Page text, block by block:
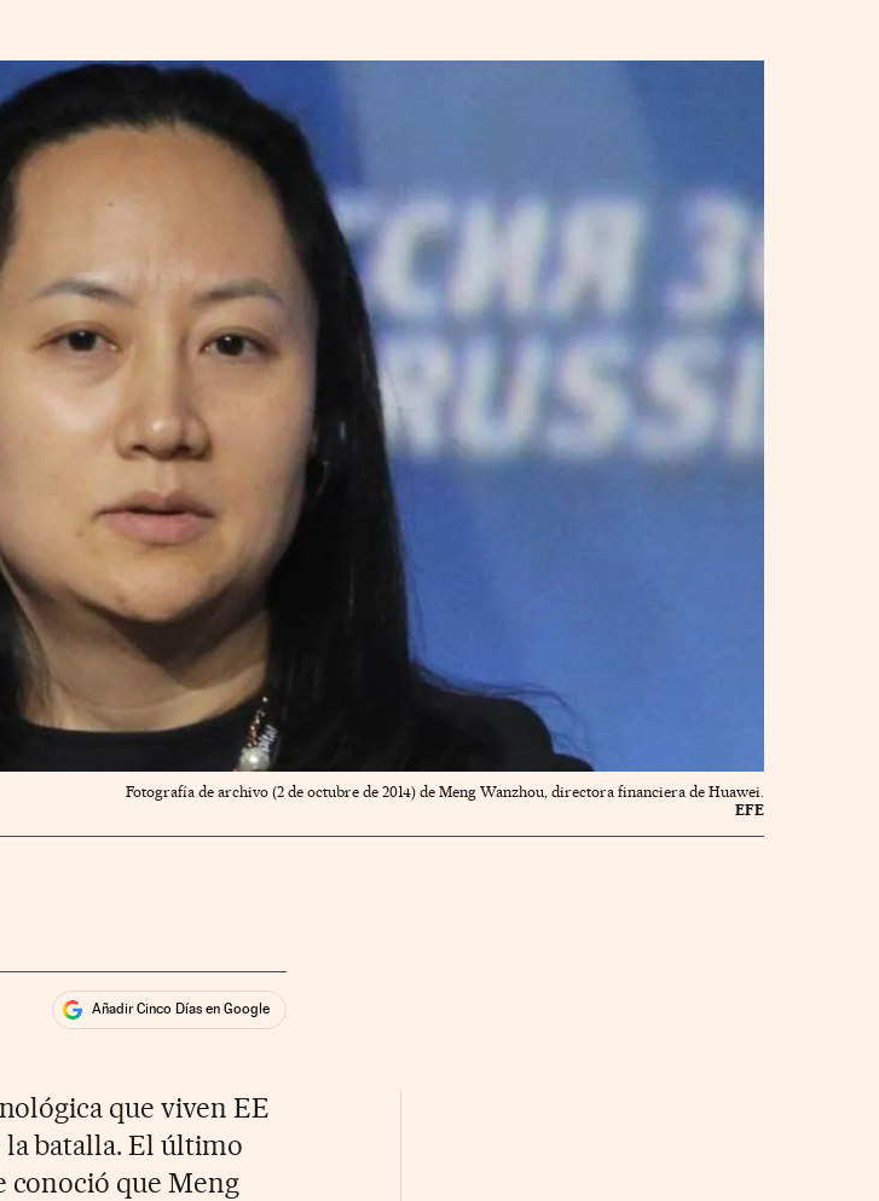
Fotografía de archivo (2 de octubre de 2014) de Meng Wanzhou, directora financiera de Huawei.
EFE
Añadir Cinco Días en Google
que viven EE
la batalla. El último
conoció que Meng